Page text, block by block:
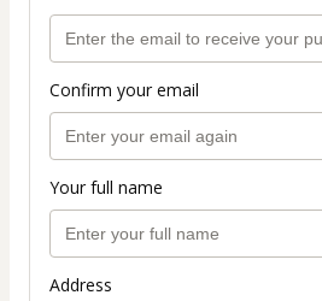
Confirm your email
Your full name
Address